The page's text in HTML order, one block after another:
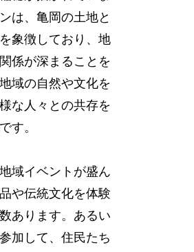
は、亀岡の土地と
象徴しており、地
係が深まることを
域の自然や文化を
な人々との共存を
す。
域イベントが盛ん
や伝統文化を体験
あります。あるい
加して、住民たち